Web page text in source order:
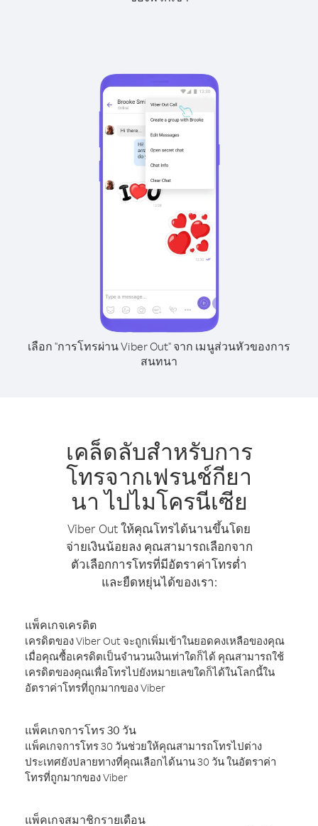
เลือก "การโทรผ่าน Viber Out" จาก เมนูส่วนหัวของการ
สนทนา
เคล็ดลับสำหรับการ
โทรจากเฟรนช์กียา
นา ไปไมโครนีเซีย
Viber Out ให้คุณโทรได้นานขึ้นโดย
จ่ายเงินน้อยลง คุณสามารถเลือกจาก
ตัวเลือกการโทรที่มีอัตราค่าโทรต่ำ
และยืดหยุ่นได้ของเรา:
แพ็คเกจเครดิต
เครดิตของ Viber Out จะถูกเพิ่มเข้าในยอดคงเหลือของคุณ
เมื่อคุณซื้อเครดิตเป็นจำนวนเงินเท่าใดก็ได้ คุณสามารถใช้
เครดิตของคุณเพื่อโทรไปยังหมายเลขใดก็ได้ในโลกนี้ใน
อัตราค่าโทรที่ถูกมากของ Viber
แพ็คเกจการโทร 30 วัน
แพ็คเกจการโทร 30 วันช่วยให้คุณสามารถโทรไปต่าง
ประเทศยังปลายทางที่คุณเลือกได้นาน 30 วัน ในอัตราค่า
โทรที่ถูกมากของ Viber
แพ็คเกจสมาชิกรายเดือน